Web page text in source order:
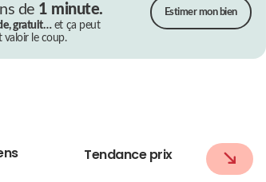
de 1 minute.
gratuit…et ça peut
valoir le coup.
Estimer mon bien
Tendance prix